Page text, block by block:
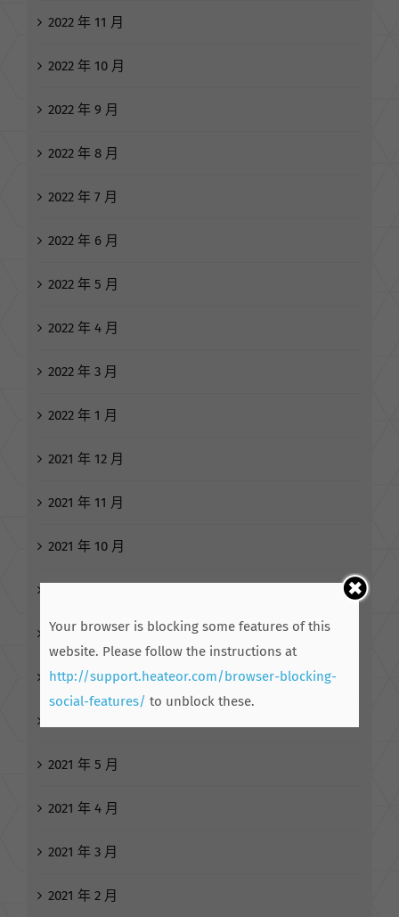
2022 年 11 月
2022 年 10 月
2022 年 9 月
2022 年 8 月
2022 年 7 月
2022 年 6 月
2022 年 5 月
2022 年 4 月
2022 年 3 月
2022 年 1 月
2021 年 12 月
2021 年 11 月
2021 年 10 月
2021 年 8 月
2021 年 7 月
2021 年 5 月
2021 年 4 月
2021 年 3 月
2021 年 2 月
Your browser is blocking some features of this
website. Please follow the instructions at
http://support.heateor.com/browser-blocking-
social-features/ to unblock these.